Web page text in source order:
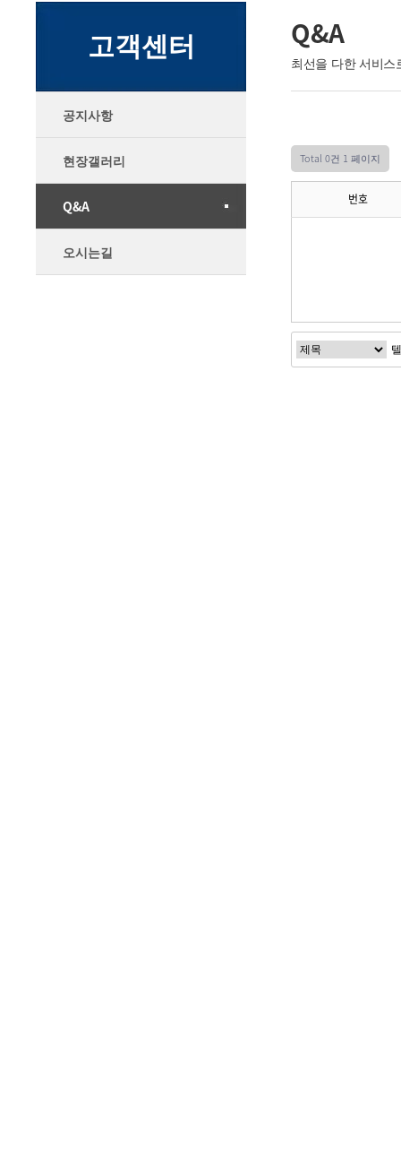
고객센터
공지사항
현장갤러리
Q&A
오시는길
Q&A
최선을 다한 서비
Total 0건 1 페이지
번호